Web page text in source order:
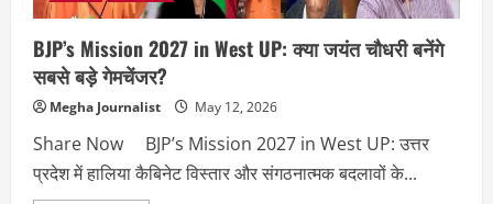
BJP’s Mission 2027 in West UP: क्या जयंत चौधरी बनेंगे
सबसे बड़े गेमचेंजर?
Megha Journalist May 12, 2026
Share Now BJP’s Mission 2027 in West UP: उत्तर
प्रदेश में हालिया कैबिनेट विस्तार और संगठनात्मक बदलावों के...